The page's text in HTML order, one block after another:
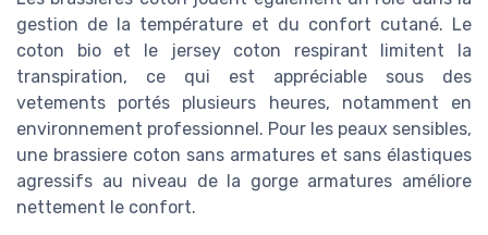
gestion de la température et du confort cutané. Le
coton bio et le jersey coton respirant limitent la
transpiration, ce qui est appréciable sous des
vetements portés plusieurs heures, notamment en
environnement professionnel. Pour les peaux sensibles,
une brassiere coton sans armatures et sans élastiques
agressifs au niveau de la gorge armatures améliore
nettement le confort.